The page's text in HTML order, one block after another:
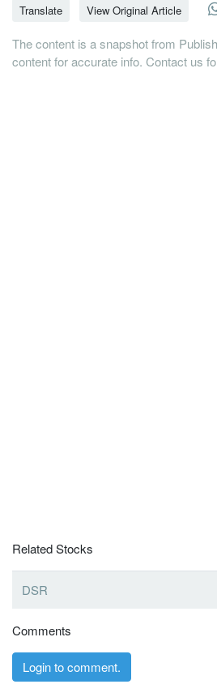
Translate View Original Article
The content is a snapshot from
content for accurate info. Contact us
Related Stocks
DSR
Comments
Login to comment.